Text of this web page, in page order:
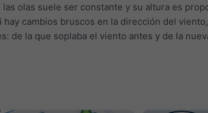
olas suele ser constante y su altura es
cambios bruscos en la dirección del
de la que soplaba el viento antes y de la